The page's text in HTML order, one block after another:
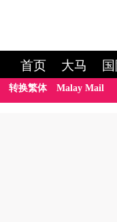
首页 大马
转换繁体 Malay Mail